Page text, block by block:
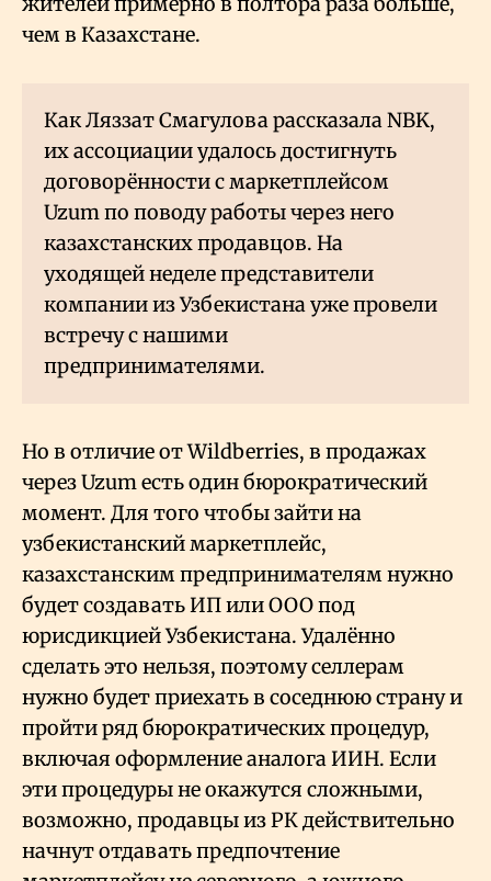
чем в Казахстане.
Как Ляззат Смагулова рассказала NBK,
их ассоциации удалось достигнуть
договорённости с маркетплейсом
Uzum по поводу работы через него
казахстанских продавцов. На
уходящей неделе представители
компании из Узбекистана уже провели
встречу с нашими
предпринимателями.
Но в отличие от Wildberries, в продажах
через Uzum есть один бюрократический
момент. Для того чтобы зайти на
узбекистанский маркетплейс,
казахстанским предпринимателям нужно
будет создавать ИП или ООО под
юрисдикцией Узбекистана. Удалённо
сделать это нельзя, поэтому селлерам
нужно будет приехать в соседнюю страну и
пройти ряд бюрократических процедур,
включая оформление аналога ИИН. Если
эти процедуры не окажутся сложными,
возможно, продавцы из РК действительно
начнут отдавать предпочтение